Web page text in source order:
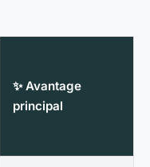
✨ Avantage
principal